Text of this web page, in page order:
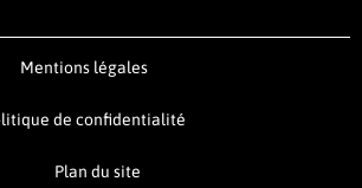
Mentions légales
de confidentialité
Plan du site